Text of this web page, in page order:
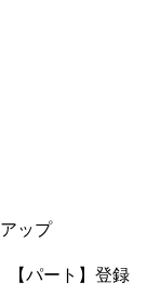
ップ
【パート】登録